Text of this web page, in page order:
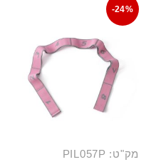
-24%
מק"ט: PIL057P